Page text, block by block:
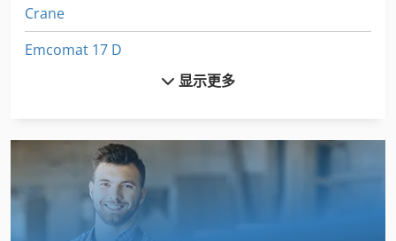
Crane
Emcomat 17 D
Fecken Kirfel Aachen Germany
Gildemeister Ct 20
International 434
显示更多